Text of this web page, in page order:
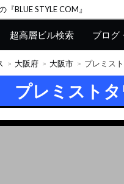
BLUE STYLE COM』
超高層ビル検索 ブログ
大阪府 大阪市 プレミス
プレミスト